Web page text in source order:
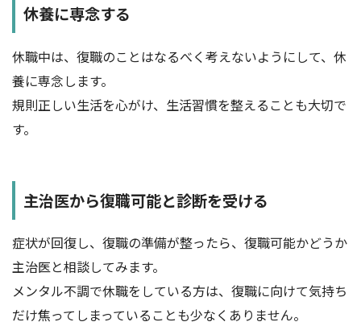
休養に専念する
休職中は、復職のことはなるべく考えないようにして、休
養に専念します。
規則正しい生活を心がけ、生活習慣を整えることも大切で
す。
主治医から復職可能と診断を受ける
症状が回復し、復職の準備が整ったら、復職可能かどうか
主治医と相談してみます。
メンタル不調で休職をしている方は、復職に向けて気持ち
だけ焦ってしまっていることも少なくありません。